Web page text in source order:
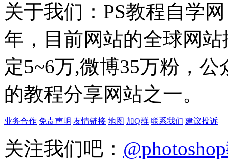
关于我们：PS教程自学
年，目前网站的全球网
定5~6万,微博35万粉，
的教程分享网站之一。
业务合作 免责声明 友情链接 地图 加Q群 联系我们 建议投诉
关注我们吧：